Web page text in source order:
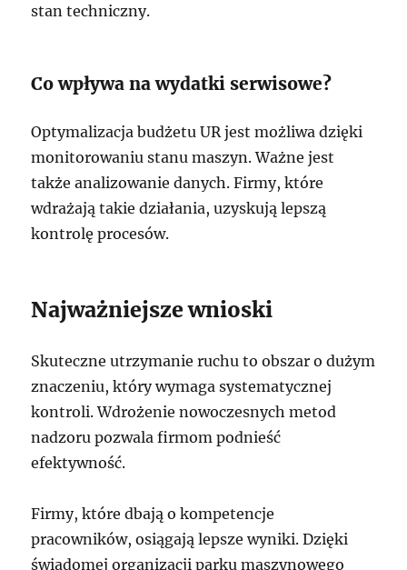
stan techniczny.
Co wpływa na wydatki serwisowe?
Optymalizacja budżetu UR jest możliwa dzięki
monitorowaniu stanu maszyn. Ważne jest
także analizowanie danych. Firmy, które
wdrażają takie działania, uzyskują lepszą
kontrolę procesów.
Najważniejsze wnioski
Skuteczne utrzymanie ruchu to obszar o dużym
znaczeniu, który wymaga systematycznej
kontroli. Wdrożenie nowoczesnych metod
nadzoru pozwala firmom podnieść
efektywność.
Firmy, które dbają o kompetencje
pracowników, osiągają lepsze wyniki. Dzięki
świadomej organizacji parku maszynowego